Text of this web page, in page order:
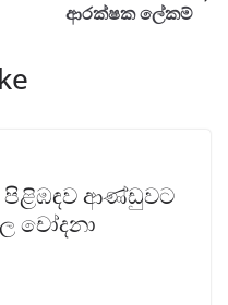
ආරක්ෂක ලේකම්
ආණ්ඩුවට
චෝදනා